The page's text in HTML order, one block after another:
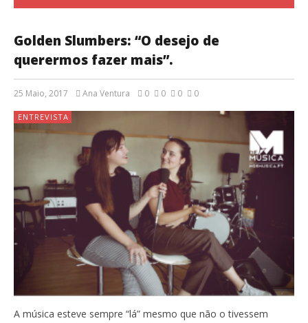
Golden Slumbers: “O desejo de
querermos fazer mais”.
25 Maio, 2017 Ana Ventura 0 0 0 0
ENTREVISTA
A música esteve sempre “lá” mesmo que não o tivessem